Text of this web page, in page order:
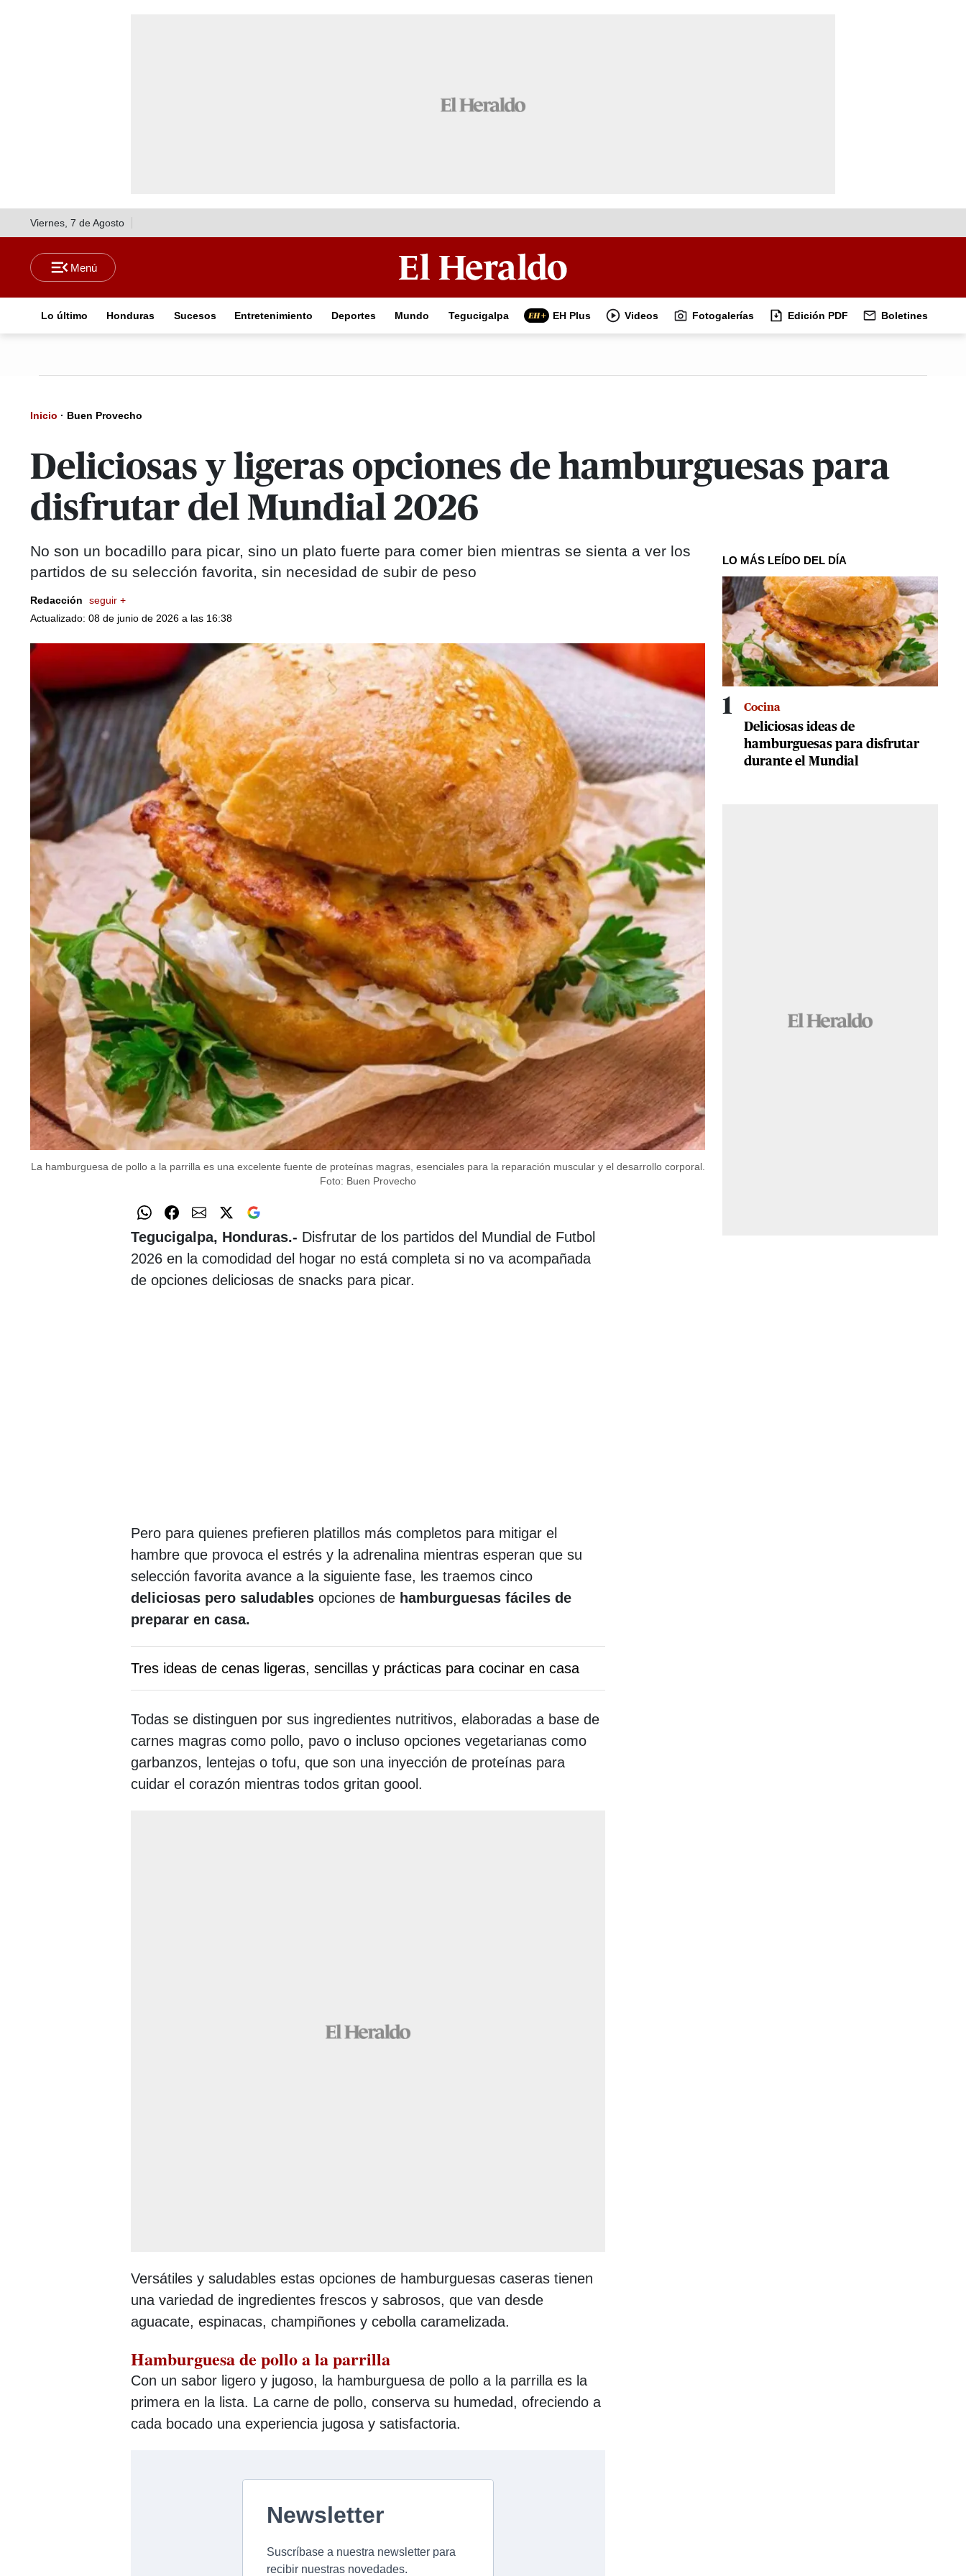
Viernes, 7 de Agosto
Lo último Honduras Sucesos Entretenimiento Deportes Mundo Tegucigalpa EH Plus Videos Fotogalerías Edición PDF Boletines
Inicio · Buen Provecho
Deliciosas y ligeras opciones de hamburguesas para
disfrutar del Mundial 2026
No son un bocadillo para picar, sino un plato fuerte para comer bien mientras se sienta a ver los
partidos de su selección favorita, sin necesidad de subir de peso
Redacción
seguir +
Actualizado: 08 de junio de 2026 a las 16:38
La hamburguesa de pollo a la parrilla es una excelente fuente de proteínas magras, esenciales para la reparación muscular y el desarrollo corporal.
Foto: Buen Provecho
Tegucigalpa, Honduras.- Disfrutar de los partidos del Mundial de Futbol
2026 en la comodidad del hogar no está completa si no va acompañada
de opciones deliciosas de snacks para picar.
Pero para quienes prefieren platillos más completos para mitigar el
hambre que provoca el estrés y la adrenalina mientras esperan que su
selección favorita avance a la siguiente fase, les traemos cinco
deliciosas pero saludablesopciones dehamburguesas fáciles de
preparar en casa.
Tres ideas de cenas ligeras, sencillas y prácticas para cocinar en casa
Todas se distinguen por sus ingredientes nutritivos, elaboradas a base de
carnes magras como pollo, pavo o incluso opciones vegetarianas como
garbanzos, lentejas o tofu, que son una inyección de proteínas para
cuidar el corazón mientras todos gritan goool.
Versátiles y saludables estas opciones de hamburguesas caseras tienen
una variedad de ingredientes frescos y sabrosos, que van desde
aguacate, espinacas, champiñones y cebolla caramelizada.
Hamburguesa de pollo a la parrilla
Con un sabor ligero y jugoso, la hamburguesa de pollo a la parrilla es la
primera en la lista. La carne de pollo, conserva su humedad, ofreciendo a
cada bocado una experiencia jugosa y satisfactoria.
LO MÁS LEÍDO DEL DÍA
1 Cocina
Deliciosas ideas de
hamburguesas para disfrutar
durante el Mundial